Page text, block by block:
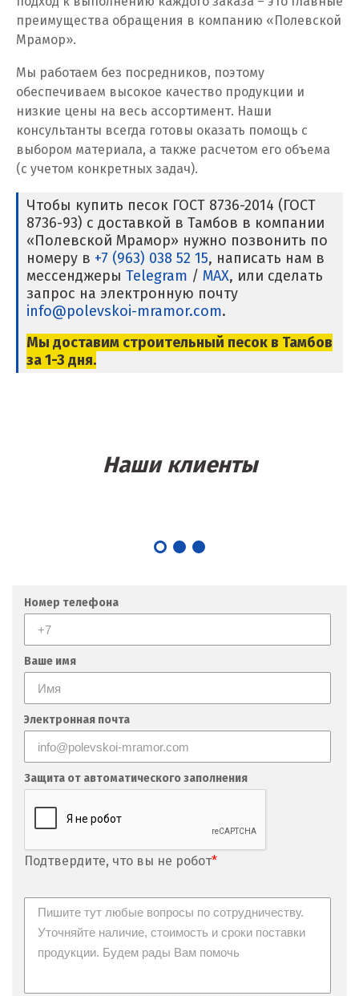
Кушва
Лангепас
Липецк
Лобня
Лыткарино
Люберцы
М
Магнитогорск
Махачкала
Мегион
Набарежные Челны
Невьянск
Нефтеюганск
Нижневартовск
Нижний Новгород
Новгород
Новокоалиновый
Новокузнецк
Новороссийск
преимущества обращения в компанию «Полевской
Мрамор».
Мы работаем без посредников, поэтому
обеспечиваем высокое качество продукции и
низкие цены на весь ассортимент. Наши
консультанты всегда готовы оказать помощь с
выбором материала, а также расчетом его объема
(с учетом конкретных задач).
Чтобы купить песок ГОСТ 8736-2014 (ГОСТ
8736-93) с доставкой в Тамбов в компании
«Полевской Мрамор» нужно позвонить по
номеру в +7 (963) 038 52 15, написать нам в
мессенджеры Telegram / MAX, или сделать
запрос на электронную почту
info@polevskoi-mramor.com.
Мы доставим строительный песок в Тамбов
за 1-3 дня.
Наши клиенты
Номер телефона
Ваше имя
Электронная почта
Защита от автоматического заполнения
Подтвердите, что вы не робот*